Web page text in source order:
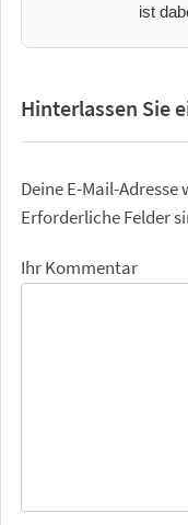
ist
Hinterlassen Sie
Deine E-Mail-
Erforderliche Felder
Ihr Kommentar